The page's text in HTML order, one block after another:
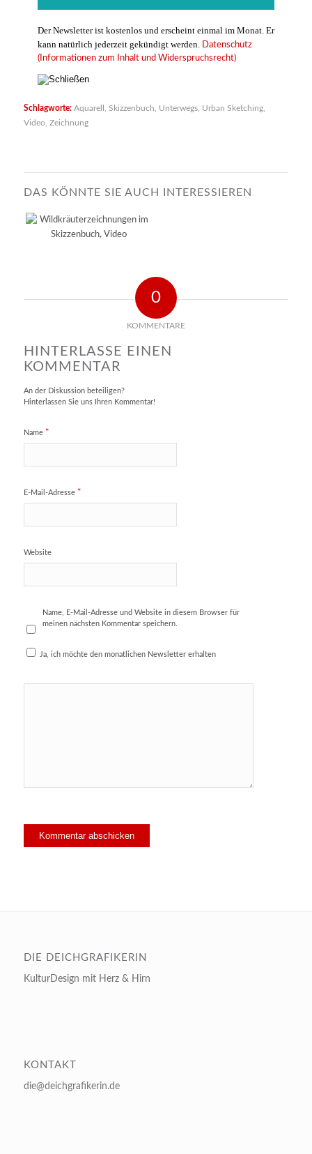
Der Newsletter ist kostenlos und erscheint einmal im Monat. Er
kann natürlich jederzeit gekündigt werden.
Datenschutz
(Informationen zum Inhalt und Widerspruchsrecht)
Schlagworte: Aquarell Skizzenbuch Unterwegs, Urban Sketching,
Video
Zeichnung
DAS KÖNNTE SIE AUCH INTERESSIEREN
0
KOMMENTARE
HINTERLASSE EINEN
KOMMENTAR
An der Diskussion beteiligen?
Hinterlassen Sie uns Ihren Kommentar!
Name *
E-Mail-Adresse *
Website
Name, E-Mail-Adresse und Website in diesem Browser für
meinen nächsten Kommentar speichern.
Ja, ich möchte den monatlichen Newsletter erhalten
DIE DEICHGRAFIKERIN
KulturDesign mit Herz & Hirn
KONTAKT
die@deichgrafikerin.de